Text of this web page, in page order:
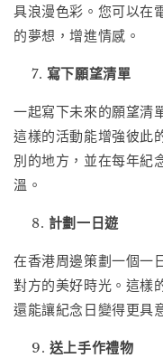
具浪漫色彩。您可以在
的夢想，增進情感。
寫下願望清單
一起寫下未來的願望清
這樣的活動能增強彼此
別的地方，並在每年紀
溫。
計劃一日遊
在香港周邊策劃一個一
對方的美好時光。這樣
還能讓紀念日變得更具
送上手作禮物